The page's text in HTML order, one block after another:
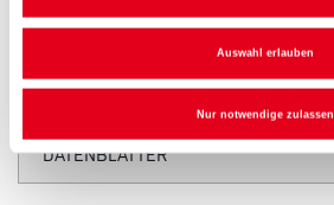
Auswahl erlauben
Nur notwendige zulassen
GEFAHRENHINWEISE
DATENBLÄTTER